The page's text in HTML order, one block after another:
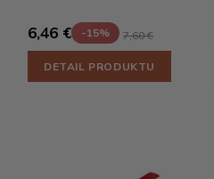
6,46 € -15% 7,60 €
DETAIL PRODUKTU